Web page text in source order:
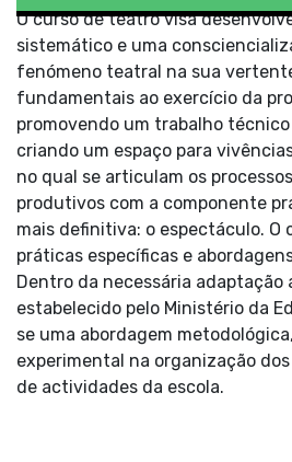
O curso de teatro visa
sistemático e uma
fenómeno teatral na sua
fundamentais ao exercício da
promovendo um trabalho
criando um espaço para
no qual se articulam os
produtivos com a componente
mais definitiva: o espectáculo. O
práticas específicas e
Dentro da necessária adaptação
estabelecido pelo Ministério da
se uma abordagem
experimental na organização
de actividades da escola.